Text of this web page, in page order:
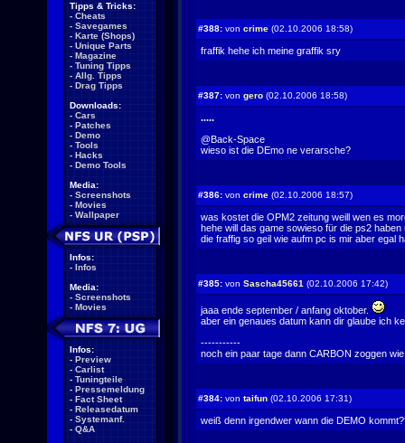
Tipps & Tricks:
- Cheats
- Savegames
- Karte (Shops)
- Unique Parts
- Magazine
- Tuning Tipps
- Allg. Tipps
- Drag Tipps
Downloads:
- Cars
- Patches
- Demo
- Tools
- Hacks
- Demo Tools
Media:
- Screenshots
- Movies
- Wallpaper
Infos:
- Infos
Media:
- Screenshots
- Movies
Infos:
- Preview
- Carlist
- Tuningteile
- Pressemeldung
- Fact Sheet
- Releasedatum
- Systemanf.
- Q&A
#388: von crime (02.10.2006 18:58)
fraffik hehe ich meine graffik sry
#387: von gero (02.10.2006 18:58)
.....
@Back-Space
wieso ist die DEmo ne verarsche?
#386: von crime (02.10.2006 18:57)
was kostet die OPM2 zeitung weill wen es
hehe will das game sowieso für die ps2
die fraffig so geil wie aufm pc is mir aber egal
#385: von Sascha45661 (02.10.2006 17:42)
jaaa ende september / anfang oktober.
aber ein genaues datum kann dir glaube ich
-----------
noch ein paar tage dann CARBON zoggen wie
#384: von taifun (02.10.2006 17:31)
weiß denn irgendwer wann die DEMO